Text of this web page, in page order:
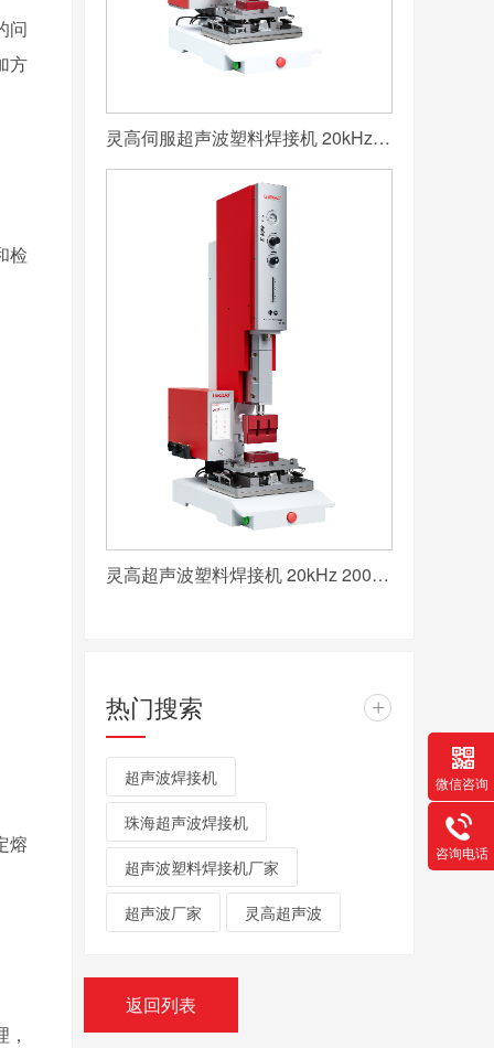
问
方
检
熔
灵高伺服超声波塑料焊接机 20kHz 2000/3000W K3000 Servo
灵高超声波塑料焊接机 20kHz 2000/3000W K3000 Pro
热门搜索 +
超声波焊接机
珠海超声波焊接机
超声波塑料焊接机厂家
超声波厂家 灵高超声波
返回列表
微信咨询
咨询电话